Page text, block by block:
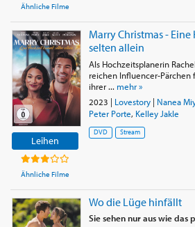
Ähnliche Filme
Leihen
Ähnliche Filme
Marry Christmas -
selten allein
Als Hochzeitsplanerin
reichen Influencer-Pärchen
ihrer ... mehr »
2023 | Lovestory| Nanea
Peter Porte, Kelley Jakle
DVD Stream
Wo die Lüge hinfällt
Sie sehen nur aus wie das